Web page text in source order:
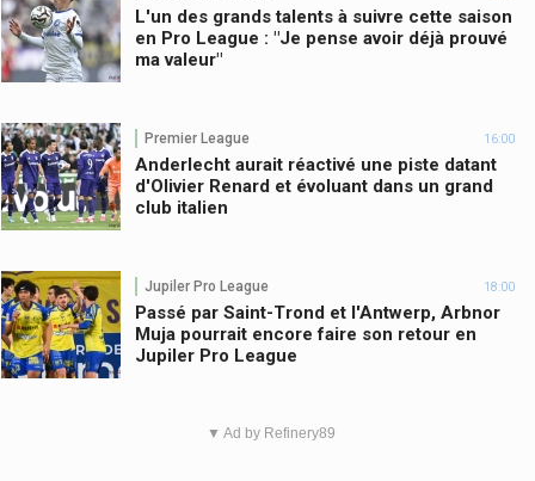
L'un des grands talents à suivre cette saison
en Pro League : "Je pense avoir déjà prouvé
ma valeur"
Premier League 16:00
Anderlecht aurait réactivé une piste datant
d'Olivier Renard et évoluant dans un grand
club italien
Jupiler Pro League 18:00
Passé par Saint-Trond et l'Antwerp, Arbnor
Muja pourrait encore faire son retour en
Jupiler Pro League
▼ Ad by Refinery89